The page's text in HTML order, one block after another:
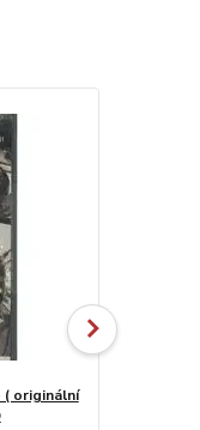
( originální